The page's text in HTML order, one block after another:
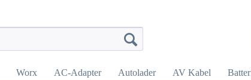
Worx AC-Adapter Autolader AV Kabel